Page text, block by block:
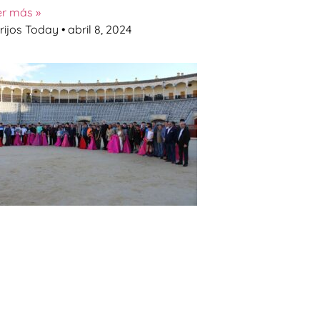
más »
Today abril 8, 2024